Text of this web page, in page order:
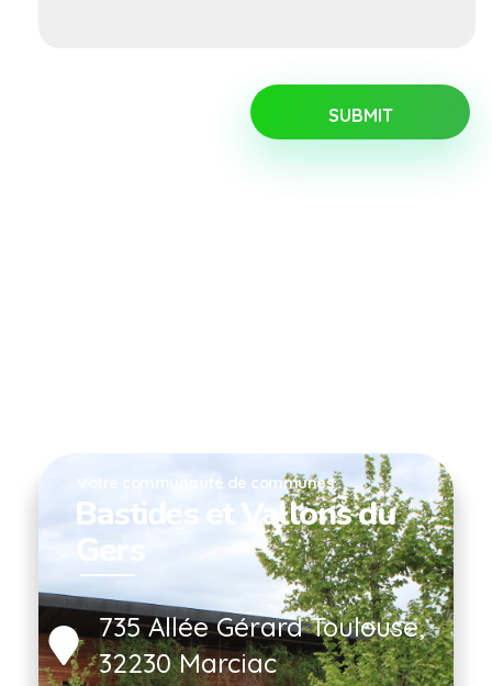
Votre communauté de communes
Bastides et Vallons du
Gers
735 Allée Gérard Toulouse,
32230 Marciac